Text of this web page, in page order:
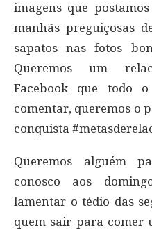
imagens que
manhãs preguiçosas
sapatos nas fotos
Queremos um
Facebook que todo
comentar, queremos o
conquista
Queremos alguém
conosco aos
lamentar o tédio das
quem sair para comer